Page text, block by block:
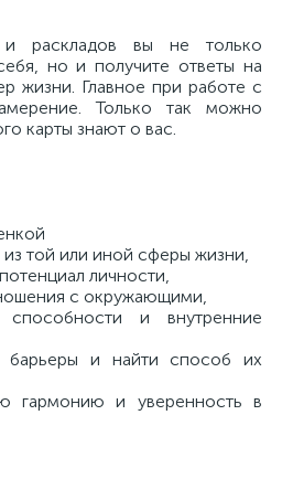
раскладов вы не только
но и получите ответы на
жизни. Главное при работе с
Только так можно
карты знают о вас.
той или иной сферы жизни,
личности,
с окружающими,
и внутренние
барьеры и найти способ их
гармонию и уверенность в